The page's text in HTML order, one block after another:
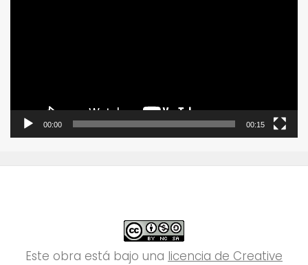
00:00 00:15
Este obra está bajo una licencia de Creative